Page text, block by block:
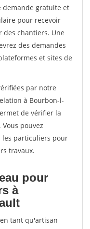
demande gratuite et
pour recevoir
des chantiers. Une
des demandes
et sites de
par notre
à Bourbon-l-
de vérifier la
pouvez
les particuliers pour
travaux.
pour
à
tant qu'artisan